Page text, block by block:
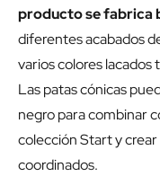
producto se fabrica
diferentes acabados
varios colores lacados
Las patas cónicas
negro para combinar
colección Start y
coordinados.